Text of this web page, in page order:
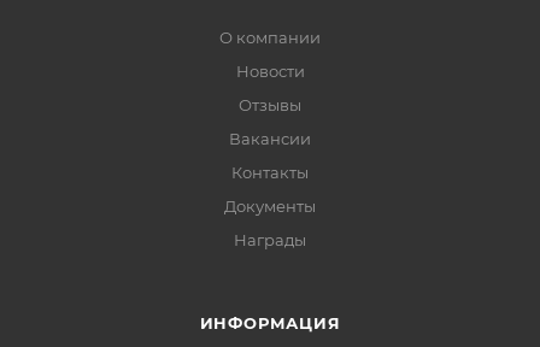
О компании
Новости
Отзывы
Вакансии
Контакты
Документы
Награды
ИНФОРМАЦИЯ